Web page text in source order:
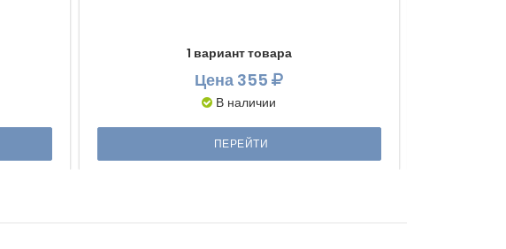
1 вариант товара
Цена 355
В наличии
ПЕРЕЙТИ